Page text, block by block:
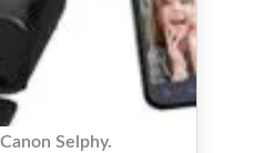
Selphy.